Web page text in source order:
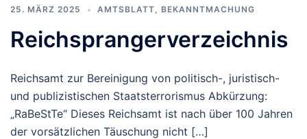
25. MÄRZ 2025 AMTSBLATT, BEKANNTMACHUNG
Reichsprangerverzeichnis
Reichsamt zur Bereinigung von politisch-, juristisch-
und publizistischen Staatsterrorismus Abkürzung:
„RaBeStTe“ Dieses Reichsamt ist nach über 100 Jahren
der vorsätzlichen Täuschung nicht […]